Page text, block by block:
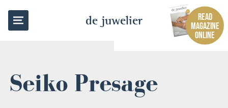
de juwelier
READ
MAGAZINE
ONLINE
Seiko Presage
BACK TO OVERVIEW